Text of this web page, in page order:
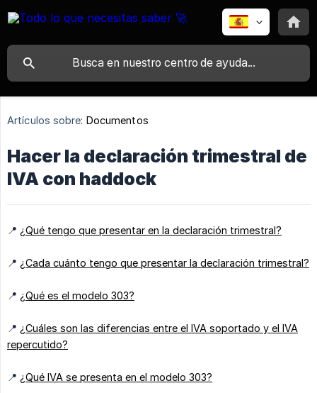
Artículos sobre: Documentos
Hacer la declaración trimestral de
IVA con haddock
📍 ¿Qué tengo que presentar en la declaración trimestral?
📍 ¿Cada cuánto tengo que presentar la declaración trimestral?
📍 ¿Qué es el modelo 303?
📍 ¿Cuáles son las diferencias entre el IVA soportado y el IVA
repercutido?
📍 ¿Qué IVA se presenta en el modelo 303?